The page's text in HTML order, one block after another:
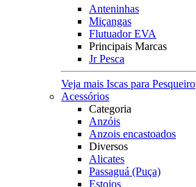
Anteninhas
Miçangas
Flutuador EVA
Principais Marcas
Jr Pesca
Veja mais Iscas para Pesqueiro
Acessórios
Categoria
Anzóis
Anzois encastoados
Diversos
Alicates
Passaguá (Puça)
Estojos